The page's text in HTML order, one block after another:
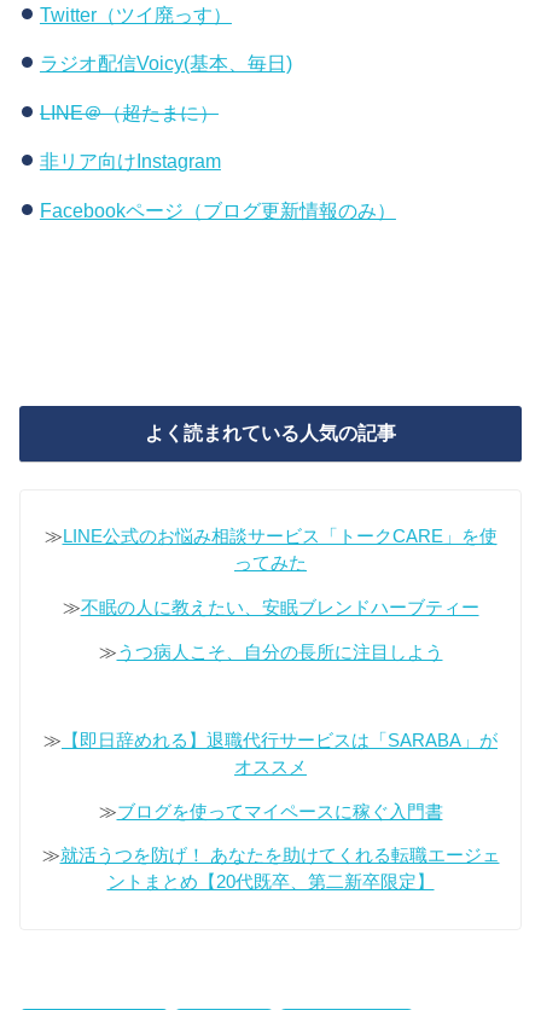
Twitter（ツイ廃っす）
ラジオ配信Voicy(基本、毎日)
LINE＠（超たまに）
非リア向けInstagram
Facebookページ（ブログ更新情報のみ）
よく読まれている人気の記事
≫LINE公式のお悩み相談サービス「トークCARE」を使
ってみた
≫不眠の人に教えたい、安眠ブレンドハーブティー
≫うつ病人こそ、自分の長所に注目しよう
≫ 【即日辞めれる】退職代行サービスは「SARABA」が
オススメ
≫ブログを使ってマイペースに稼ぐ入門書
≫就活うつを防げ！ あなたを助けてくれる転職エージェ
ントまとめ【20代既卒、第二新卒限定】